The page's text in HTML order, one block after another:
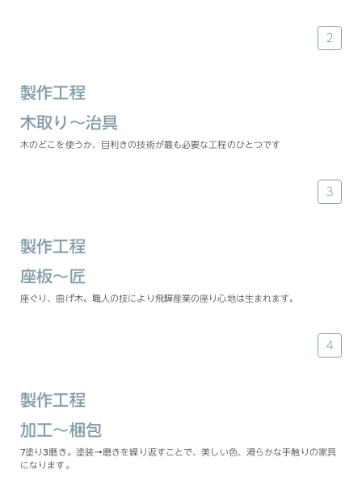
２
製作工程
木取り〜治具
木のどこを使うか、目利きの技術が最も必要な工程のひとつです
３
製作工程
座板〜匠
座ぐり、曲げ木。職人の技により飛驒産業の座り心地は生まれます。
４
製作工程
加工〜梱包
7塗り3磨き。塗装→磨きを繰り返すことで、美しい色、滑らかな手触りの家具
になります。